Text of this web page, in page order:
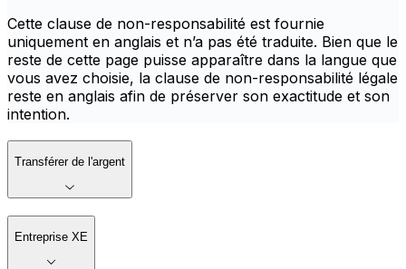
Cette clause de non-responsabilité est fournie
uniquement en anglais et n’a pas été traduite. Bien que le
reste de cette page puisse apparaître dans la langue que
vous avez choisie, la clause de non-responsabilité légale
reste en anglais afin de préserver son exactitude et son
intention.
Transférer de l'argent
Entreprise XE